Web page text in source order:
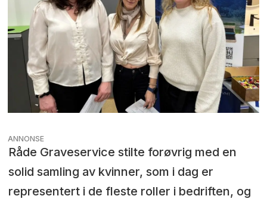
ANNONSE
Råde Graveservice stilte forøvrig med en
solid samling av kvinner, som i dag er
representert i de fleste roller i bedriften, og